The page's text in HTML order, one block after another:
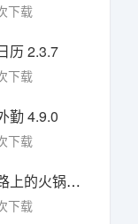
下载
历 2.3.7
下载
勤 4.9.0
下载
幸福路上的火锅店官方版 v5.3.5安卓版
下载